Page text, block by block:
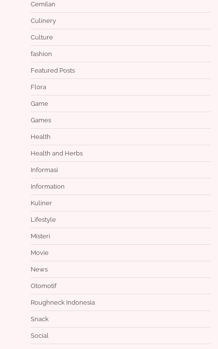
Cemilan
Culinery
Culture
fashion
Featured Posts
Flora
Game
Games
Health
Health and Herbs
Informasi
Information
Kuliner
Lifestyle
Misteri
Movie
News
Otomotif
Roughneck Indonesia
Snack
Social